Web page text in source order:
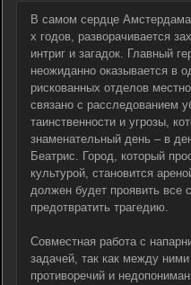
В самом сердце
х годов, разворачивается
интриг и загадок. Главный
неожиданно оказывается в
рискованных отделов
связано с расследованием
таинственности и угрозы,
знаменательный день – в
Беатрис. Город, который
культурой, становится
должен будет проявить все
предотвратить трагедию.
Совместная работа с
задачей, так как между
противоречий и